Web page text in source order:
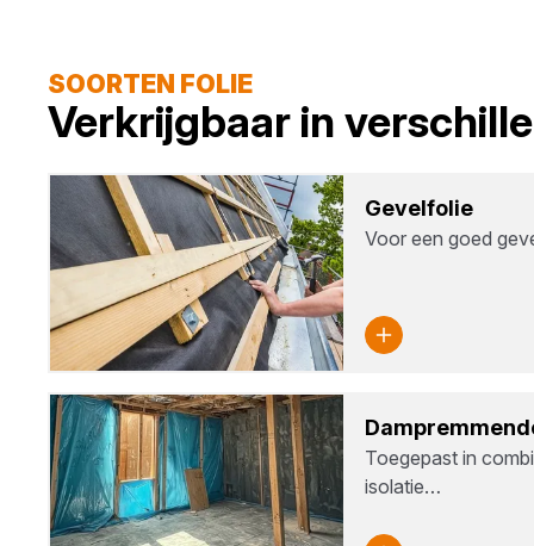
SOORTEN FOLIE
Verkrijgbaar in
Gevelf­olie
Voor een goed
Toegepast in
isolatie…